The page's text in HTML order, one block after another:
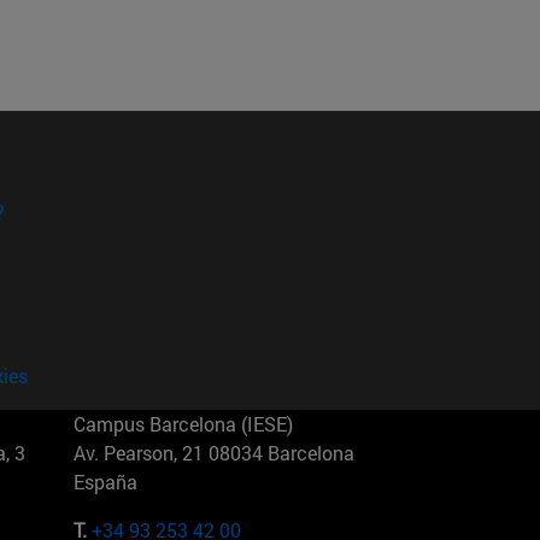
3
Campus Barcelona (IESE)
Av. Pearson, 21 08034 Barcelona
España
T.+34 93 253 42 00